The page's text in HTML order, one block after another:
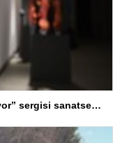
Kuşadası’nda “Dünya Hâlâ Çiçek Açıyor” sergisi sanatseverlerle buluşuyor